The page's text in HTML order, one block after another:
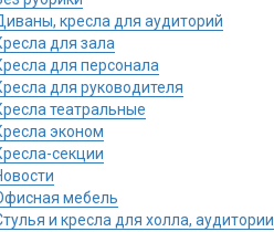
кресла для аудиторий
для зала
для персонала
для руководителя
театральные
эконом
секции
мебель
и кресла для холла, аудитории